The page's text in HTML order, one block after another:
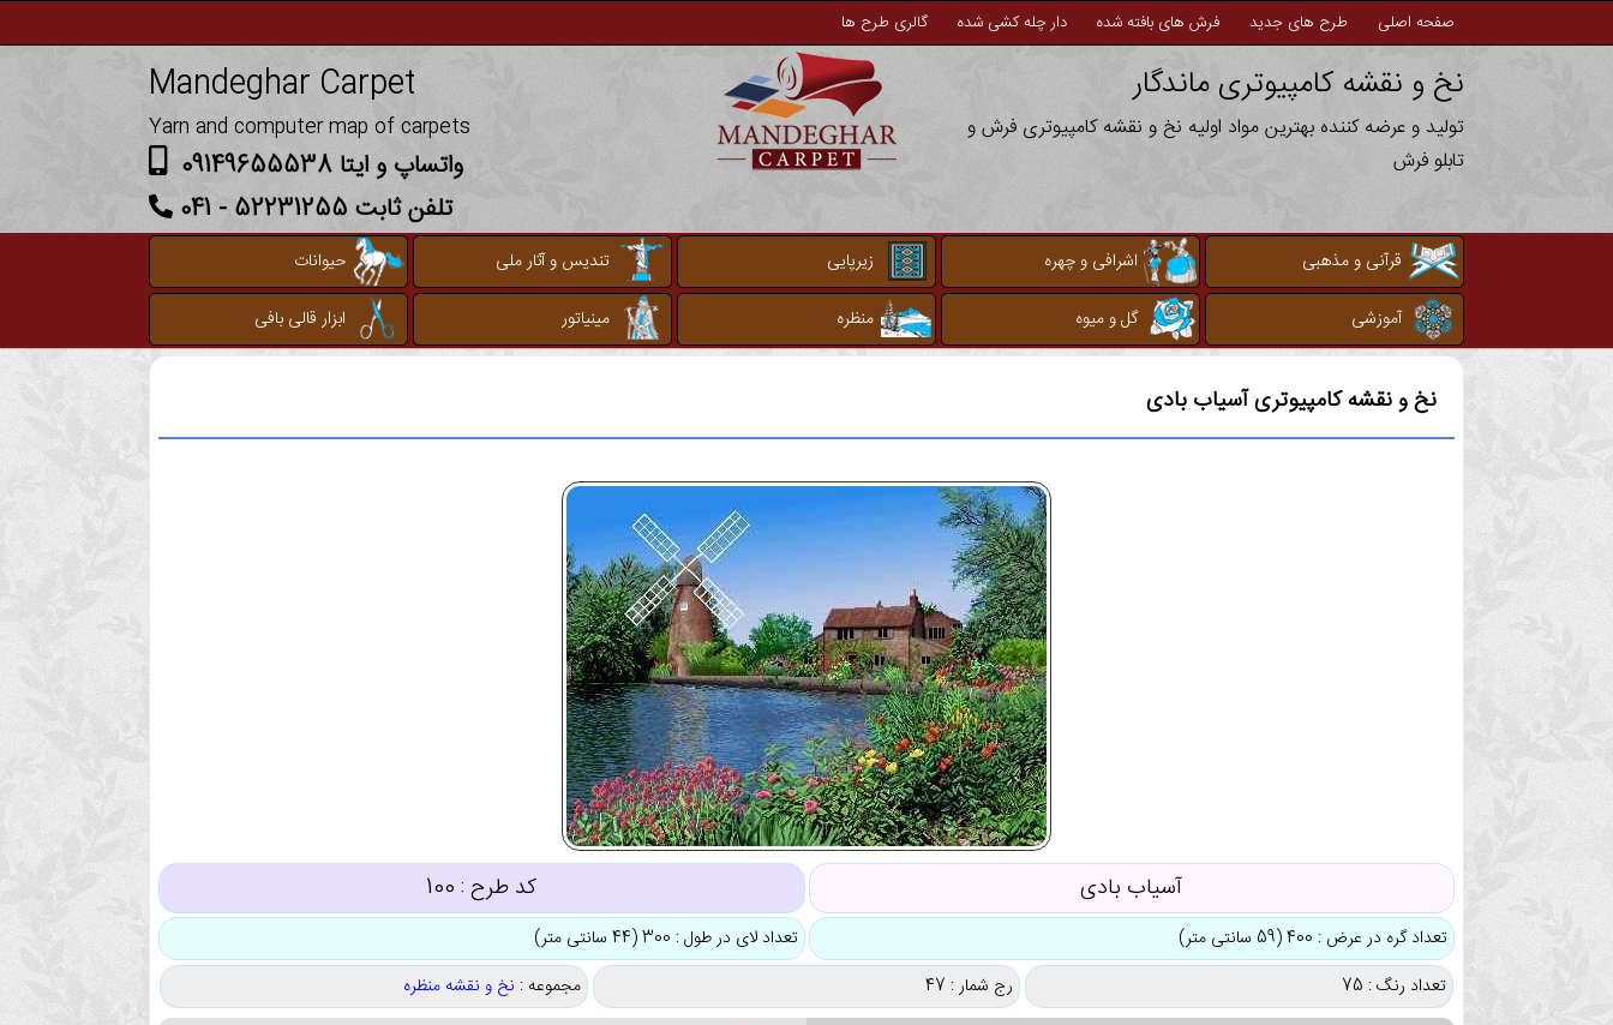
صفحه اصلی طرح های جدید فرش های بافته شده دار چله کشی شده گالری طرح ها
نخ و نقشه کامپیوتری ماندگار
تولید و عرضه کننده بهترین مواد اولیه نخ و نقشه کامپیوتری فرش و
تابلو فرش
Mandeghar Carpet
Yarn and computer map of carpets
واتساپ و ایتا 09149655538
تلفن ثابت 52231255 - 041
قرآنی و مذهبی اشرافی و چهره زیرپایی تندیس و آثار ملی
حیوانات
آموزشی
گل و میوه منظره مینیاتور ابزار قالی بافی
نخ و نقشه کامپیوتریآسیاب بادی
آسیاب بادی کد طرح : 100
تعداد گره در عرض : 400 (59 سانتی متر)
تعداد لای در طول : 300 (44 سانتی متر)
تعداد رنگ : 75
رج شمار : 47 مجموعه : نخ و نقشه منظره